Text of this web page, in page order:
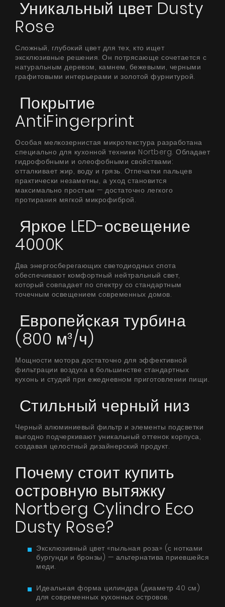
Страница дизайнера
Виртуальный салон
Где купить
Сотрудничество
Контакты
UA |RU
Уникальный цвет Dusty
Rose
Сложный, глубокий цвет для тех, кто ищет
эксклюзивные решения. Он потрясающе сочетается с
натуральным деревом, камнем, бежевыми, черными
графитовыми интерьерами и золотой фурнитурой.
Покрытие
AntiFingerprint
Особая мелкозернистая микротекстура разработана
специально для кухонной техники Nortberg. Обладает
гидрофобными и олеофобными свойствами:
отталкивает жир, воду и грязь. Отпечатки пальцев
практически незаметны, а уход становится
максимально простым — достаточно легкого
протирания мягкой микрофиброй.
Яркое LED-освещение
4000K
Два энергосберегающих светодиодных спота
обеспечивают комфортный нейтральный свет,
который совпадает по спектру со стандартным
точечным освещением современных домов.
Европейская турбина
(800 м³/ч)
Мощности мотора достаточно для эффективной
фильтрации воздуха в большинстве стандартных
кухонь и студий при ежедневном приготовлении пищи.
Стильный черный низ
Черный алюминиевый фильтр и элементы подсветки
выгодно подчеркивают уникальный оттенок корпуса,
создавая целостный дизайнерский продукт.
Почему стоит купить
островную вытяжку
Nortberg Cylindro Eco
Dusty Rose?
Эксклюзивный цвет «пыльная роза» (с нотками
бургунди и бронзы) — альтернатива приевшейся
меди.
Идеальная форма цилиндра (диаметр 40 см)
для современных кухонных островов.